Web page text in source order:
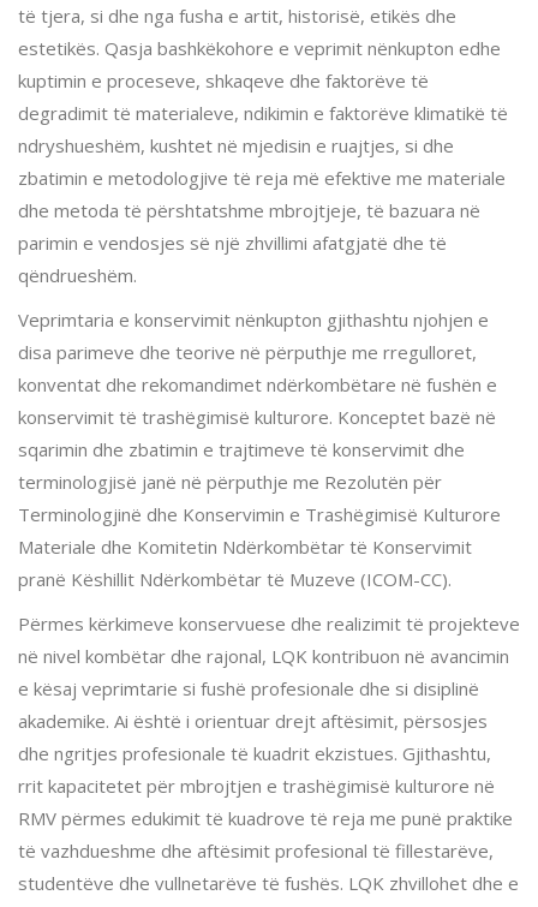
të tjera, si dhe nga fusha e artit, historisë, etikës dhe
estetikës. Qasja bashkëkohore e veprimit nënkupton edhe
kuptimin e proceseve, shkaqeve dhe faktorëve të
degradimit të materialeve, ndikimin e faktorëve klimatikë të
ndryshueshëm, kushtet në mjedisin e ruajtjes, si dhe
zbatimin e metodologjive të reja më efektive me materiale
dhe metoda të përshtatshme mbrojtjeje, të bazuara në
parimin e vendosjes së një zhvillimi afatgjatë dhe të
qëndrueshëm.
Veprimtaria e konservimit nënkupton gjithashtu njohjen e
disa parimeve dhe teorive në përputhje me rregulloret,
konventat dhe rekomandimet ndërkombëtare në fushën e
konservimit të trashëgimisë kulturore. Konceptet bazë në
sqarimin dhe zbatimin e trajtimeve të konservimit dhe
terminologjisë janë në përputhje me Rezolutën për
Terminologjinë dhe Konservimin e Trashëgimisë Kulturore
Materiale dhe Komitetin Ndërkombëtar të Konservimit
pranë Këshillit Ndërkombëtar të Muzeve (ICOM-CC).
Përmes kërkimeve konservuese dhe realizimit të projekteve
në nivel kombëtar dhe rajonal, LQK kontribuon në avancimin
e kësaj veprimtarie si fushë profesionale dhe si disiplinë
akademike. Ai është i orientuar drejt aftësimit, përsosjes
dhe ngritjes profesionale të kuadrit ekzistues. Gjithashtu,
rrit kapacitetet për mbrojtjen e trashëgimisë kulturore në
RMV përmes edukimit të kuadrove të reja me punë praktike
të vazhdueshme dhe aftësimit profesional të fillestarëve,
studentëve dhe vullnetarëve të fushës. LQK zhvillohet dhe e